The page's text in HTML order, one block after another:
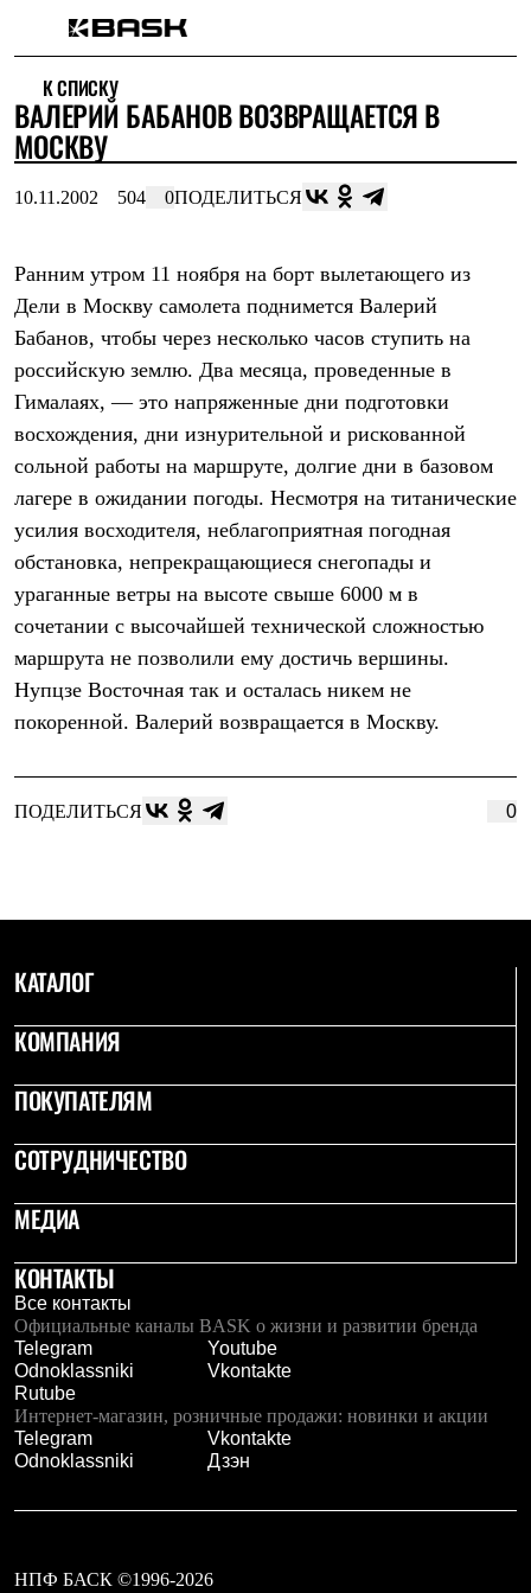
Интернет-магазин
Мужская одежда
Утепленная пухом
Куртки
Жилеты
Куртки
Штормовая одежда
Куртки
Софтшелл одежда
Куртки
Брюки
Флисовая одежда
Куртки
Брюки
Термобелье
Теплое термобелье
Легкое термобелье
Лёгкая одежда
Футболки
Рубашки
Толстовки
Брюки
Куртки
Брюки
Куртки
Софтшелл одежда
Брюки
Лёгкая одежда
Рубашки
Футболки
Брюки
Термобелье
Среднее термобелье
Легкое термобелье
Флисовая одежда
Куртки
Брюки
Детская одежда
Утепленная пухом
Комбинезоны
Куртки
Брюки
Утепленная синтетикой
Комбинезоны
Брюки
Толстовки
К СПИСКУ
ВАЛЕРИЙ БАБАНОВ ВОЗВРАЩАЕТСЯ В
МОСКВУ
10.11.2002 504 0ПОДЕЛИТЬСЯ
Ранним утром 11 ноября на борт вылетающего из
Дели в Москву самолета поднимется Валерий
Бабанов, чтобы через несколько часов ступить на
российскую землю. Два месяца, проведенные в
Гималаях, — это напряженные дни подготовки
восхождения, дни изнурительной и рискованной
сольной работы на маршруте, долгие дни в базовом
лагере в ожидании погоды. Несмотря на титанические
усилия восходителя, неблагоприятная погодная
обстановка, непрекращающиеся снегопады и
ураганные ветры на высоте свыше 6000 м в
сочетании с высочайшей технической сложностью
маршрута не позволили ему достичь вершины.
Нупцзе Восточная так и осталась никем не
покоренной. Валерий возвращается в Москву.
ПОДЕЛИТЬСЯ 0
КАТАЛОГ
КОМПАНИЯ
ПОКУПАТЕЛЯМ
СОТРУДНИЧЕСТВО
МЕДИА
КОНТАКТЫ
Все контакты
Официальные каналы BASK о жизни и развитии бренда
Telegram
Youtube
Odnoklassniki
Vkontakte
Rutube
Интернет-магазин, розничные продажи: новинки и акции
Telegram
Vkontakte
Odnoklassniki
Дзэн
НПФ БАСК ©1996-2026